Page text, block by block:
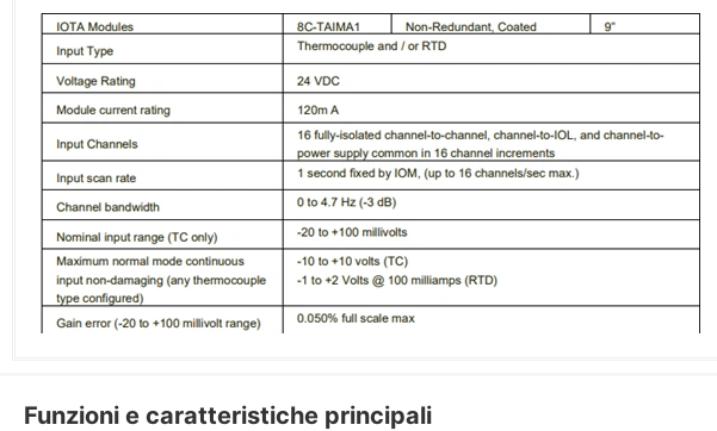
Funzioni e caratteristiche principali